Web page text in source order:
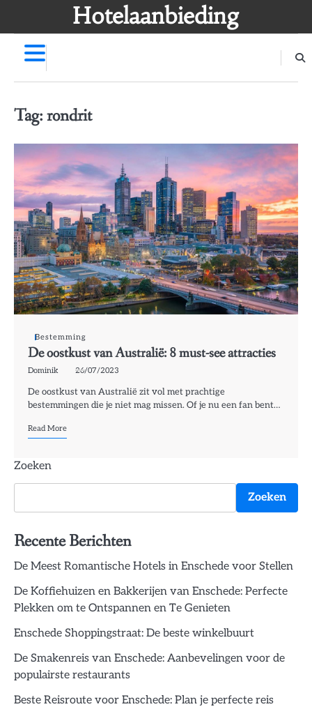
Hotelaanbieding
Tag:rondrit
Bestemming
De oostkust van Australië: 8 must-see attracties
Dominik 26/07/2023
De oostkust van Australië zit vol met prachtige
bestemmingen die je niet mag missen. Of je nu een fan bent…
Read More
Zoeken
Zoeken
Recente Berichten
De Meest Romantische Hotels in Enschede voor Stellen
De Koffiehuizen en Bakkerijen van Enschede: Perfecte
Plekken om te Ontspannen en Te Genieten
Enschede Shoppingstraat: De beste winkelbuurt
De Smakenreis van Enschede: Aanbevelingen voor de
populairste restaurants
Beste Reisroute voor Enschede: Plan je perfecte reis